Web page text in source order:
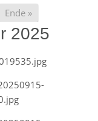
Ende »
2025